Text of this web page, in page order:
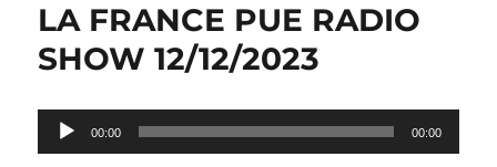
LA FRANCE PUE RADIO
SHOW 12/12/2023
Lecteur
audio
00:00 00:00